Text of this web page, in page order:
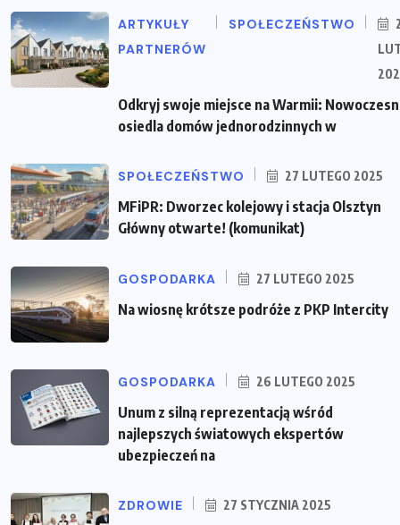
ARTYKUŁY
PARTNERÓW
SPOŁECZEŃSTWO
Odkryj swoje miejsce na Warmii:
osiedla domów jednorodzinnych w
SPOŁECZEŃSTWO 27 LUTEGO 2025
MFiPR: Dworzec kolejowy i stacja Olsztyn
Główny otwarte! (komunikat)
GOSPODARKA 27 LUTEGO 2025
Na wiosnę krótsze podróże z PKP Intercity
GOSPODARKA 26 LUTEGO 2025
Unum z silną reprezentacją wśród
najlepszych światowych ekspertów
ubezpieczeń na
ZDROWIE 27 STYCZNIA 2025